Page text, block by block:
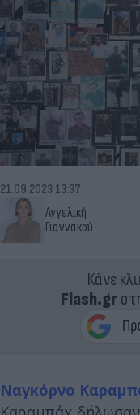
Αγγελική
Γιαννακού
21.09.2023 13:37
Κάνε
Flash.gr
Ναγκόρνο